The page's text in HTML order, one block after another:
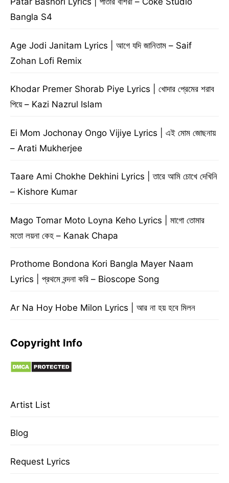
Bangla S4
Age Jodi Janitam Lyrics | আগে যদি জানিতাম – Saif
Zohan Lofi Remix
Khodar Premer Shorab Piye Lyrics | খোদার প্রেমের শরাব
পিয়ে – Kazi Nazrul Islam
Ei Mom Jochonay Ongo Vijiye Lyrics | এই মোম জোছনায়
– Arati Mukherjee
Taare Ami Chokhe Dekhini Lyrics | তারে আমি চোখে দেখিনি
– Kishore Kumar
Mago Tomar Moto Loyna Keho Lyrics | মাগো তোমার
মতো লয়না কেহ – Kanak Chapa
Prothome Bondona Kori Bangla Mayer Naam
Lyrics | প্রথমে বন্দনা করি – Bioscope Song
Ar Na Hoy Hobe Milon Lyrics | আর না হয় হবে মিলন
Copyright Info
Artist List
Blog
Request Lyrics